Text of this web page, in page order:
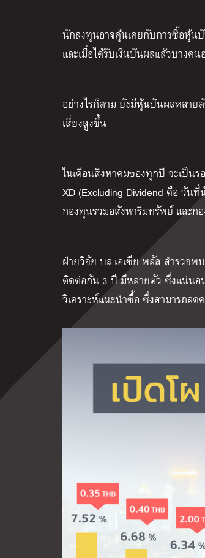
นักลงทุนอาจคุ้นเคยกับการซื้อหุ้น
และเมื่อได้รับเงินปันผลแล้วบาง
อย่างไรก็ตาม ยังมีหุ้นปันผลหลาย
เสี่ยงสูงขึ้น
ในเดือนสิงหาคมของทุกปี จะเป็น
XD (Excluding Dividend คือ วั
กองทุนรวมอสังหาริมทรัพย์ และก
ฝ่ายวิจัย บล.เอเซีย พลัส สำรวจพ
ติดต่อกัน 3 ปี มีหลายตัว ซึ่งแน่นอ
วิเคราะห์แนะนำซื้อ ซึ่งสามารถลด